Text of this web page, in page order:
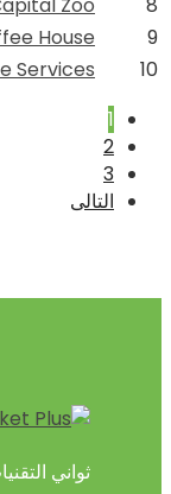
9
House
10
Services
1
2
3
التالى
ثواني التقنيات أنشئت في آذار / مارس